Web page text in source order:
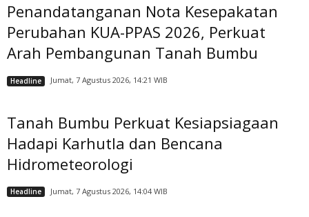
Penandatanganan Nota Kesepakatan
Perubahan KUA-PPAS 2026, Perkuat
Arah Pembangunan Tanah Bumbu
Headline Jumat, 7 Agustus 2026, 14:21 WIB
Tanah Bumbu Perkuat Kesiapsiagaan
Hadapi Karhutla dan Bencana
Hidrometeorologi
Headline Jumat, 7 Agustus 2026, 14:04 WIB